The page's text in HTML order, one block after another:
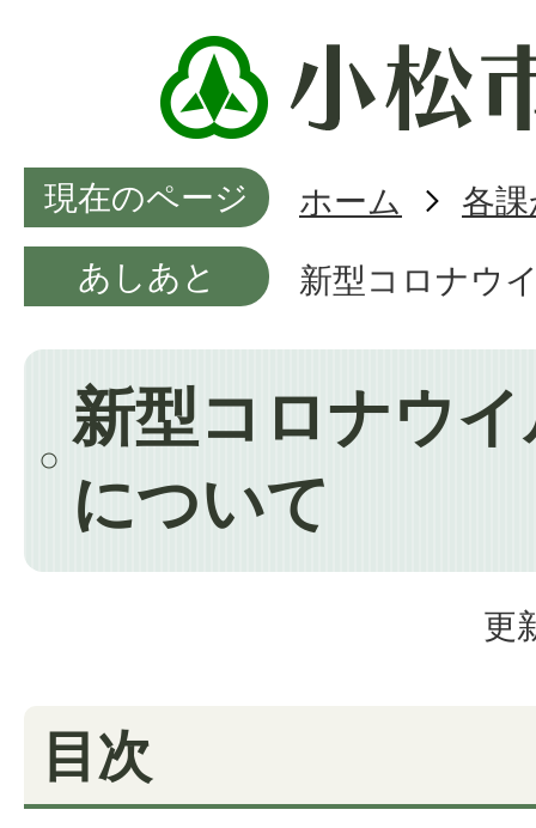
現在のページ ホーム
各
あしあと
新型コロナウ
新型コロナウ
について
更
目次